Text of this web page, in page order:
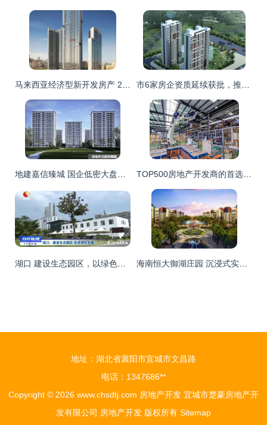
地址：湖北省襄阳市宜城市文昌路
电话：1347686**
Copyright © 2026 www.chsdtj.com 房地产开发 宜城市楚豪房地产开
发有限公司 房地产开发 版权所有 Sitemap